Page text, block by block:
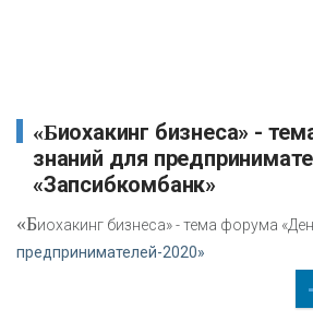
«Биохакинг бизнеса» - тема форума «День
знаний для
«Запсибкомбанк»
«Биохакинг бизнеса» - тема форума
предпринимателей-2020»